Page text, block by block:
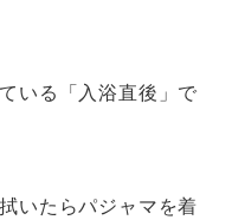
いる「入浴直後」で
いたらパジャマを着